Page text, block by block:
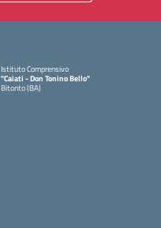
Istituto Comprensivo
"Caiati - Don Tonino Bello"
Bitonto (BA)